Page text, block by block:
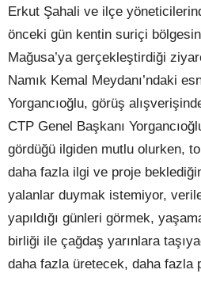
Erkut Şahali ve ilçe
önceki gün kentin suriçi
Mağusa’ya gerçekleştirdiği
Namık Kemal Meydanı’ndaki
Yorgancıoğlu, görüş
CTP Genel Başkanı
gördüğü ilgiden mutlu olurken,
daha fazla ilgi ve proje
yalanlar duymak istemiyor,
yapıldığı günleri görmek,
birliği ile çağdaş yarınlara
daha fazla üretecek, daha fazla